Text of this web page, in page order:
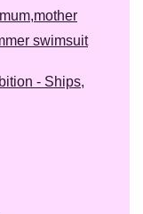
swimsuit
- Ships,